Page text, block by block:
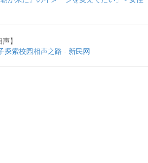
】
探索校园相声之路 - 新民网